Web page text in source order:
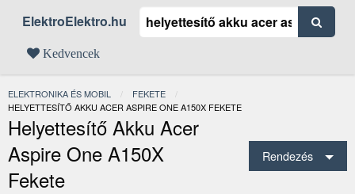
ElektroElektro.hu
Kedvencek
ELEKTRONIKA ÉS MOBIL
FEKETE
JELENLEGI:
HELYETTESÍTŐ AKKU ACER ASPIRE ONE A150X FEKETE
Helyettesítő Akku Acer
Aspire One A150X
Fekete
Rendezés